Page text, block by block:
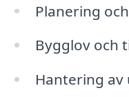
Planering
Bygglov och
Hantering